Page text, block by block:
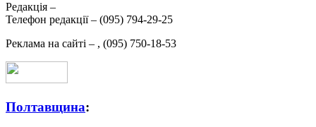
Редакція –
Телефон редакції – (095) 794-29-25
Реклама на сайті – , (095) 750-18-53
Полтавщина: